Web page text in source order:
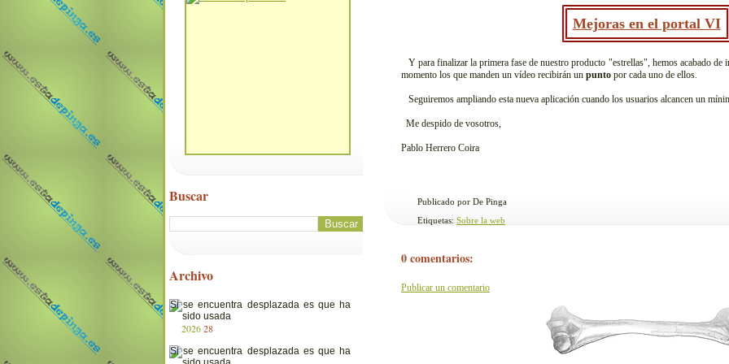
Mejoras en el portal VI
Y para finalizar la primera fase de nuestro producto "estrellas", hemos acabado de
momento los que manden un vídeo recibirán un punto por cada uno de ellos.
Seguiremos ampliando esta nueva aplicación cuando los usuarios alcancen un
Me despido de vosotros,
Pablo Herrero Coira
Publicado por De Pinga
Etiquetas: Sobre la web
0 comentarios:
Publicar un comentario
Buscar
Archivo
202628